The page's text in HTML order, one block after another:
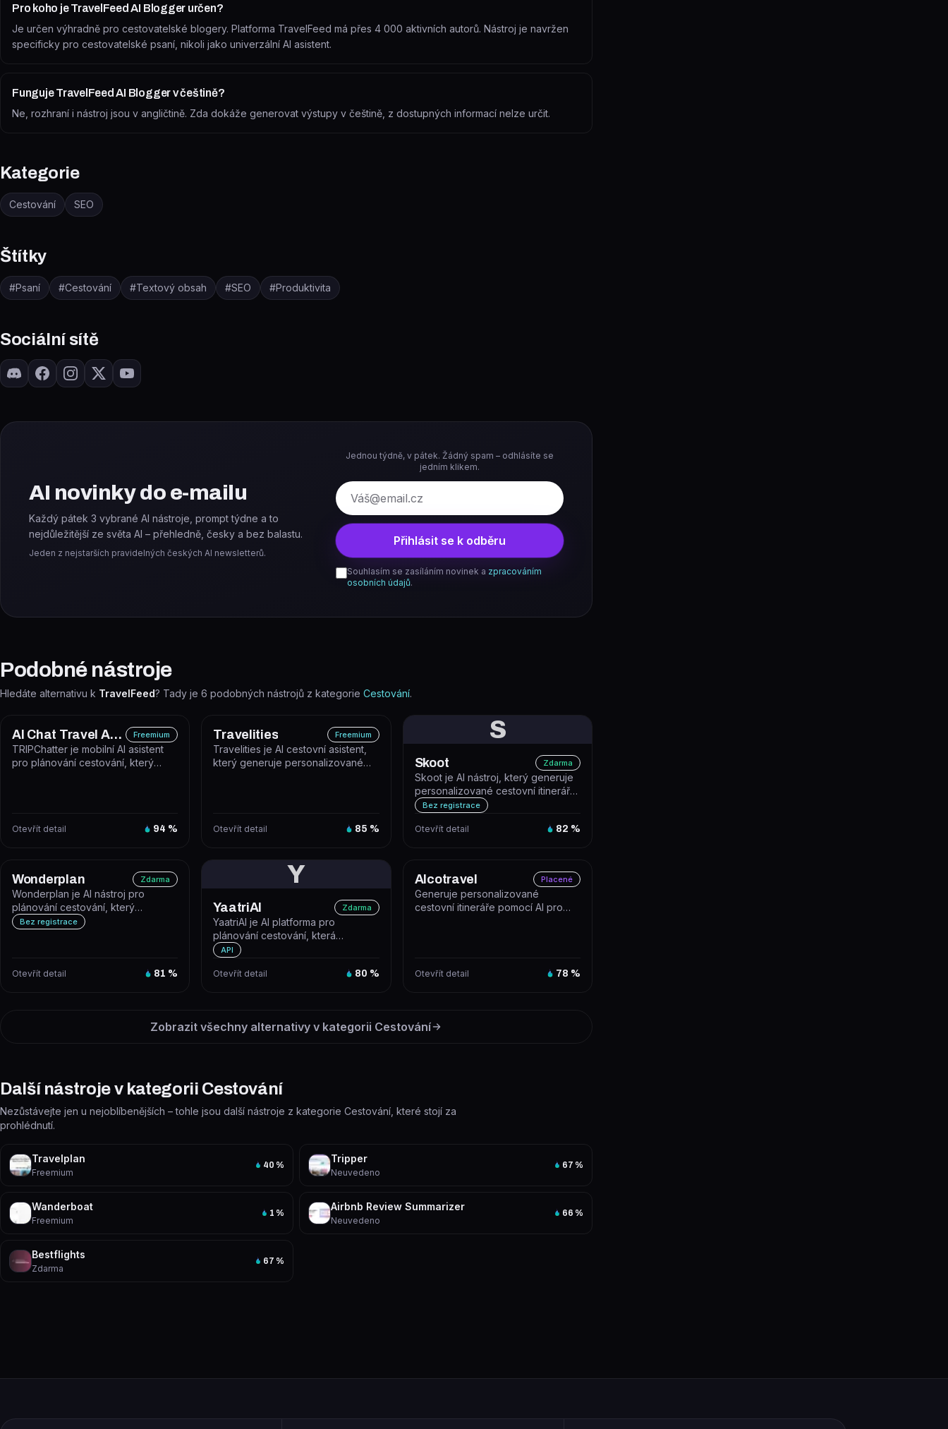
Pro koho je TravelFeed AI Blogger určen?
Je určen výhradně pro cestovatelské blogery. Platforma TravelFeed má přes 4 000 aktivních autorů. Nástroj je navržen
specificky pro cestovatelské psaní, nikoli jako univerzální AI asistent.
Funguje TravelFeed AI Blogger v češtině?
Ne, rozhraní i nástroj jsou v angličtině. Zda dokáže generovat výstupy v češtině, z dostupných informací nelze určit.
Kategorie
Cestování SEO
Štítky
#Psaní #Cestování #Textový obsah #SEO #Produktivita
Sociální sítě
AI novinky do e-mailu
Každý pátek 3 vybrané AI nástroje, prompt týdne a to
nejdůležitější ze světa AI – přehledně, česky a bez balastu.
Jeden z nejstarších pravidelných českých AI newsletterů.
Jednou týdně, v pátek. Žádný spam – odhlásíte se
jedním klikem.
E-mail
Přihlásit se k odběru
Souhlasím se zasíláním novinek a zpracováním
osobních údajů.
Podobné nástroje
Hledáte alternativu k TravelFeed? Tady je 6 podobných nástrojů z kategorie Cestování.
AI Chat Travel Assistant Freemium
TRIPChatter je mobilní AI asistent
pro plánování cestování, který
Otevřít detail 94 %
Travelities Freemium
Travelities je AI cestovní asistent,
který generuje personalizované
Otevřít detail 85 %
S
Skoot Zdarma
Skoot je AI nástroj, který generuje
personalizované cestovní itineráře
pro rodiny s dětmi na zák...
Bez registrace
Otevřít detail 82 %
Wonderplan Zdarma
Wonderplan je AI nástroj pro
plánování cestování, který
generuje personalizované cestovní
Bez registrace
Otevřít detail 81 %
Y
YaatriAI Zdarma
YaatriAI je AI platforma pro
plánování cestování, která
generuje personalizované
API
Otevřít detail 80 %
Alcotravel Placené
Generuje personalizované
cestovní itineráře pomocí AI pro
Otevřít detail 78 %
Zobrazit všechny alternativy v kategorii Cestování
Další nástroje v kategorii Cestování
Nezůstávejte jen u nejoblíbenějších – tohle jsou další nástroje z kategorie Cestování, které stojí za
prohlédnutí.
Travelplan
Freemium
40 %
Tripper
Neuvedeno
67 %
Wanderboat
Freemium
1 %
Airbnb Review Summarizer
Neuvedeno
66 %
Bestflights
Zdarma
67 %